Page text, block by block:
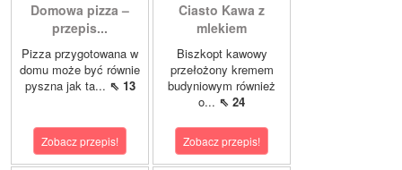
Domowa pizza –
przepis...
Pizza przygotowana w
domu może być równie
pyszna jak ta... ⇖ 13
Zobacz przepis!
Ciasto Kawa z
mlekiem
Biszkopt kawowy
przełożony kremem
budyniowym również
o... ⇖ 24
Zobacz przepis!